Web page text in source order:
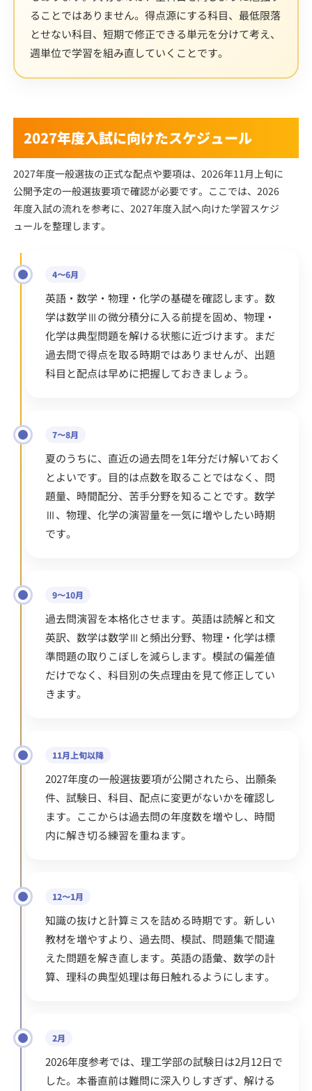
ることではありません。得点源にする科目、最低限落
とせない科目、短期で修正できる単元を分けて考え、
週単位で学習を組み直していくことです。
2027年度入試に向けたスケジュール
2027年度一般選抜の正式な配点や要項は、2026年11月上旬に
公開予定の一般選抜要項で確認が必要です。ここでは、2026
年度入試の流れを参考に、2027年度入試へ向けた学習スケジ
ュールを整理します。
4〜6月
英語・数学・物理・化学の基礎を確認します。数
学は数学Ⅲの微分積分に入る前提を固め、物理・
化学は典型問題を解ける状態に近づけます。まだ
過去問で得点を取る時期ではありませんが、出題
科目と配点は早めに把握しておきましょう。
7〜8月
夏のうちに、直近の過去問を1年分だけ解いておく
とよいです。目的は点数を取ることではなく、問
題量、時間配分、苦手分野を知ることです。数学
Ⅲ、物理、化学の演習量を一気に増やしたい時期
です。
9〜10月
過去問演習を本格化させます。英語は読解と和文
英訳、数学は数学Ⅲと頻出分野、物理・化学は標
準問題の取りこぼしを減らします。模試の偏差値
だけでなく、科目別の失点理由を見て修正してい
きます。
11月上旬以降
2027年度の一般選抜要項が公開されたら、出願条
件、試験日、科目、配点に変更がないかを確認し
ます。ここからは過去問の年度数を増やし、時間
内に解き切る練習を重ねます。
12〜1月
知識の抜けと計算ミスを詰める時期です。新しい
教材を増やすより、過去問、模試、問題集で間違
えた問題を解き直します。英語の語彙、数学の計
算、理科の典型処理は毎日触れるようにします。
2月
2026年度参考では、理工学部の試験日は2月12日で
した。本番直前は難問に深入りしすぎず、解ける